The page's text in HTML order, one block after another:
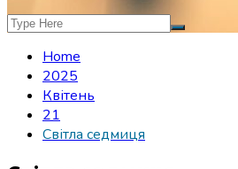
Home
2025
Квітень
21
Світла седмиця